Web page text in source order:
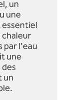
un
une
par l'eau
une
un